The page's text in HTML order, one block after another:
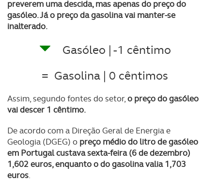
preverem uma descida, mas apenas do preço do
gasóleo. Já o preço da gasolina vai manter-se
inalterado.
Gasóleo | -1 cêntimo
= Gasolina | 0 cêntimos
Assim, segundo fontes do setor,o preço do gasóleo
vai descer 1 cêntimo.
De acordo com a Direção Geral de Energia e
Geologia (DGEG) o preço médio do litro de gasóleo
em Portugal custava sexta-feira (6 de dezembro)
1,602 euros, enquanto o do gasolina valia1,703
euros.